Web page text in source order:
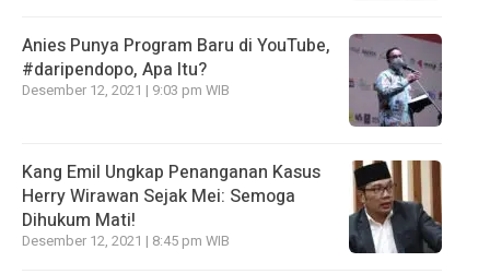
Anies Punya Program Baru di YouTube,
#daripendopo, Apa Itu?
Desember 12, 2021 | 9:03 pm WIB
Kang Emil Ungkap Penanganan Kasus
Herry Wirawan Sejak Mei: Semoga
Dihukum Mati!
Desember 12, 2021 | 8:45 pm WIB